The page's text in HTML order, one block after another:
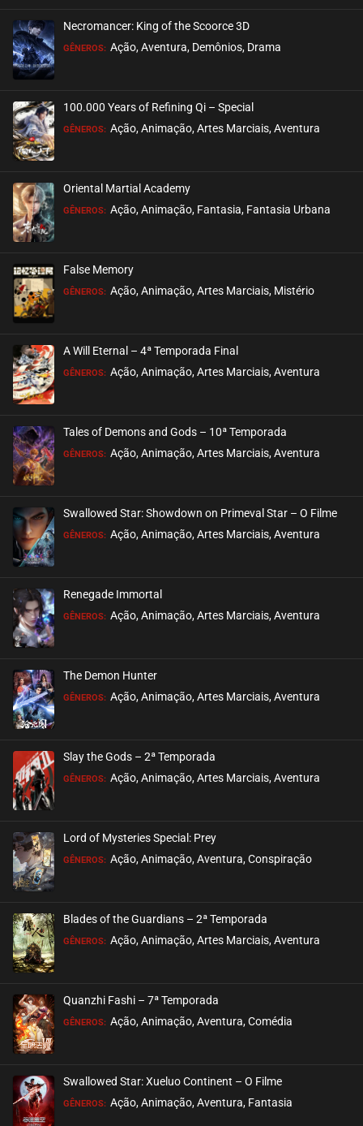
EPISÓDIO 22
outubro 14, 2020
EPISÓDIO 21
setembro 17, 2020
EPISÓDIO 20
setembro 17, 2020
EPISÓDIO 19
setembro 17, 2020
EPISÓDIO 18
setembro 17, 2020
EPISÓDIO 17
setembro 01, 2020
EPISÓDIO 16
setembro 01, 2020
EPISÓDIO 15
setembro 01, 2020
EPISÓDIO 14
EPISÓDIO 13
EPISÓDIO 12
EPISÓDIO 11
EPISÓDIO 10
EPISÓDIO 09
Necromancer: King of the Scoorce 3D
GÊNEROS: Ação, Aventura, Demônios, Drama
100.000 Years of Refining Qi – Special
GÊNEROS: Ação, Animação, Artes Marciais, Aventura
Oriental Martial Academy
GÊNEROS: Ação, Animação, Fantasia, Fantasia Urbana
False Memory
GÊNEROS: Ação, Animação, Artes Marciais, Mistério
A Will Eternal – 4ª Temporada Final
GÊNEROS: Ação, Animação, Artes Marciais, Aventura
Tales of Demons and Gods – 10ª Temporada
GÊNEROS: Ação, Animação, Artes Marciais, Aventura
Swallowed Star: Showdown on Primeval Star – O Filme
GÊNEROS: Ação, Animação, Artes Marciais, Aventura
Renegade Immortal
GÊNEROS: Ação, Animação, Artes Marciais, Aventura
The Demon Hunter
GÊNEROS: Ação, Animação, Artes Marciais, Aventura
Slay the Gods – 2ª Temporada
GÊNEROS: Ação, Animação, Artes Marciais, Aventura
Lord of Mysteries Special: Prey
GÊNEROS: Ação, Animação, Aventura, Conspiração
Blades of the Guardians – 2ª Temporada
GÊNEROS: Ação, Animação, Artes Marciais, Aventura
Quanzhi Fashi – 7ª Temporada
GÊNEROS: Ação, Animação, Aventura, Comédia
Swallowed Star: Xueluo Continent – O Filme
GÊNEROS: Ação, Animação, Aventura, Fantasia